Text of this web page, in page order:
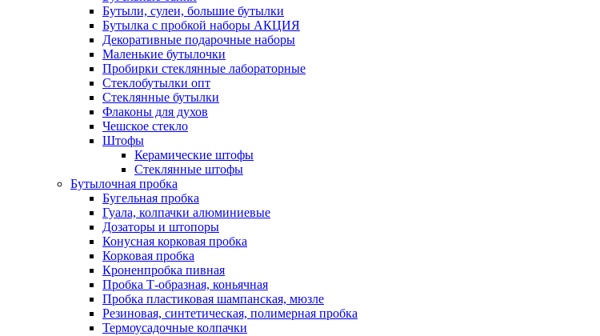
Бутыли, сулеи, большие бутылки
Бутылка с пробкой наборы АКЦИЯ
Декоративные подарочные наборы
Маленькие бутылочки
Пробирки стеклянные лабораторные
Стеклобутылки опт
Стеклянные бутылки
Флаконы для духов
Чешское стекло
Штофы
Керамические штофы
Стеклянные штофы
Бутылочная пробка
Бугельная пробка
Гуала, колпачки алюминиевые
Дозаторы и штопоры
Конусная корковая пробка
Корковая пробка
Кроненпробка пивная
Пробка Т-образная, коньячная
Пробка пластиковая шампанская, мюзле
Резиновая, синтетическая, полимерная пробка
Термоусадочные колпачки